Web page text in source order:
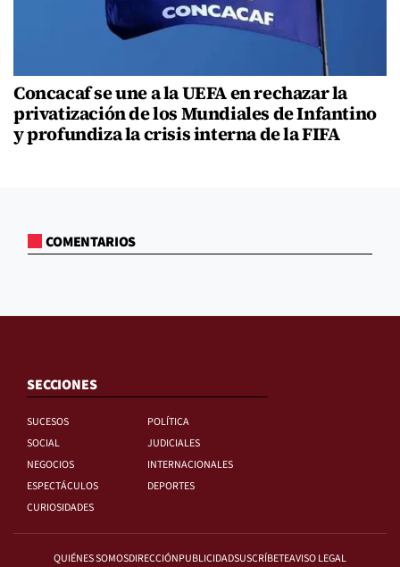
Concacaf se une a la UEFA en rechazar la
privatización de los Mundiales de Infantino
y profundiza la crisis interna de la FIFA
COMENTARIOS
SECCIONES
SUCESOS
POLÍTICA
SOCIAL
JUDICIALES
NEGOCIOS
INTERNACIONALES
ESPECTÁCULOS
DEPORTES
CURIOSIDADES
QUIÉNES SOMOSDIRECCIÓNPUBLICIDADSUSCRÍBETEAVISO LEGAL